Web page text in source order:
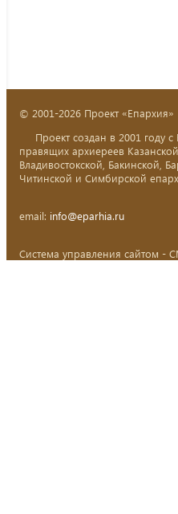
© 2001-2026 Проект «Епархия»
Проект создан в 2001 году с
правящих архиереев
Владивостокской, Бакинской,
Читинской и Симбирской
email: info@eparhia.ru
Система управления сайтом -